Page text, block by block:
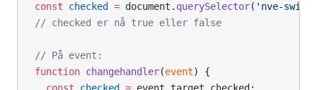
const checked = document. querySelector( 'nve-
// checked er nå true eller false
// På event:
function changehandler(event) {